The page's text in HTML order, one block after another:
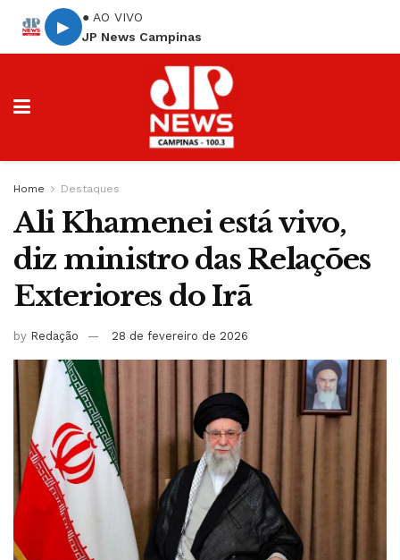
▶
● AO VIVO
JP News Campinas
Home Destaques
Ali Khamenei está vivo,
diz ministro das Relações
Exteriores do Irã
by Redação 28 de fevereiro de 2026